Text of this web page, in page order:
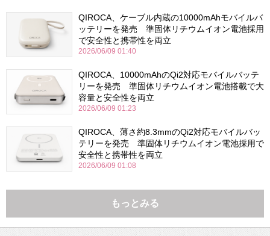
QIROCA、ケーブル内蔵の10000mAhモバイルバ
ッテリーを発売 準固体リチウムイオン電池採用
で安全性と携帯性を両立
2026/06/09 01:40
QIROCA、10000mAhのQi2対応モバイルバッテ
リーを発売 準固体リチウムイオン電池搭載で大
容量と安全性を両立
2026/06/09 01:23
QIROCA、薄さ約8.3mmのQi2対応モバイルバッ
テリーを発売 準固体リチウムイオン電池採用で
安全性と携帯性を両立
2026/06/09 01:08
もっとみる